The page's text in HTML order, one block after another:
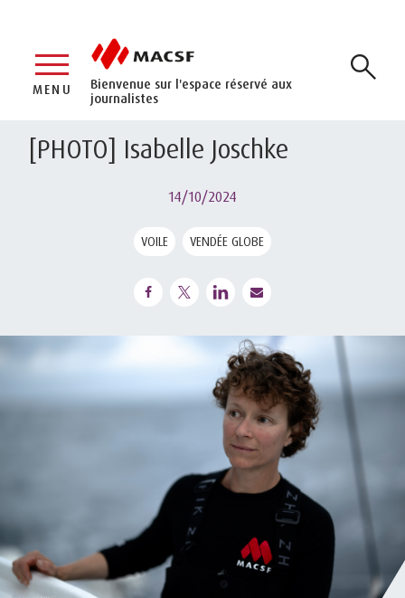
Bienvenue sur l'espace réservé aux
journalistes
MENU
[PHOTO] Isabelle Joschke
14/10/2024
VOILE VENDÉE GLOBE